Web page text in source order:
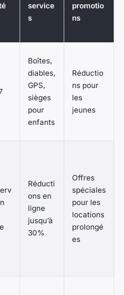
service
s
promotio
ns
Boîtes,
diables,
GPS,
sièges
pour
enfants
Réductio
ns pour
les
jeunes
Réducti
ons en
ligne
jusqu’à
30%
Offres
spéciales
pour les
locations
prolongé
es